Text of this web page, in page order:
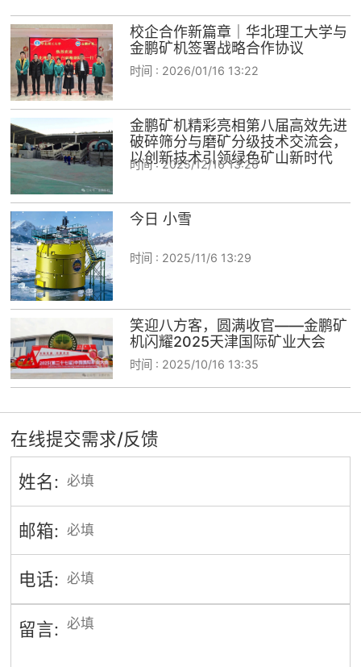
校企合作新篇章｜华北理工大学与
金鹏矿机签署战略合作协议
时间 : 2026/01/16 13:22
金鹏矿机精彩亮相第八届高效先进
破碎筛分与磨矿分级技术交流会，
以创新技术引领绿色矿山新时代
时间 :2025/12/16 13:26
今日 小雪
时间 : 2025/11/6 13:29
笑迎八方客，圆满收官——金鹏矿
机闪耀2025天津国际矿业大会
时间 : 2025/10/16 13:35
在线提交需求/反馈
姓名:
邮箱:
电话:
留言: